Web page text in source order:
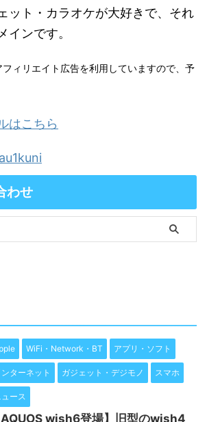
ット・カラオケが大好きで、それ
インです。
ィリエイト広告を利用していますので、予
はこちら
わせ
WiFi・Network・BT アプリ・ソフト
ンターネット ガジェット・デジモノ スマホ
ュース
AQUOS wish6登場】旧型のwish4